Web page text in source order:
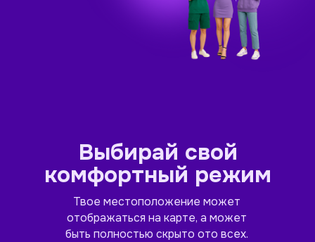
Твое местоположение может
отображаться на карте, а может
быть полностью скрыто ото всех.
Выбирай свой
комфортный режим